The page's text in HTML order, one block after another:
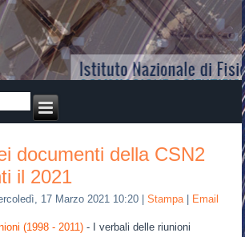
documenti della CSN2
il 2021
17 Marzo 2021 10:20 |Stampa Email
(1998 - 2011) - I verbali delle riunioni